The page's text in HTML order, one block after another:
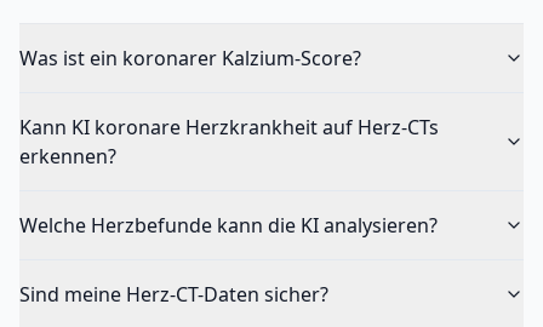
Was ist ein koronarer Kalzium-Score?
Kann KI koronare Herzkrankheit auf Herz-CTs
erkennen?
Welche Herzbefunde kann die KI analysieren?
Sind meine Herz-CT-Daten sicher?